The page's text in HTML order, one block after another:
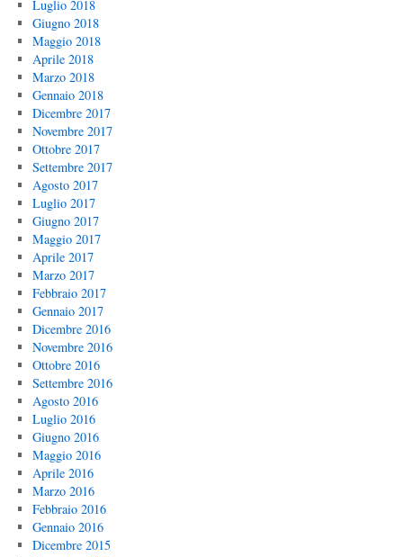
Luglio 2018
Giugno 2018
Maggio 2018
Aprile 2018
Marzo 2018
Gennaio 2018
Dicembre 2017
Novembre 2017
Ottobre 2017
Settembre 2017
Agosto 2017
Luglio 2017
Giugno 2017
Maggio 2017
Aprile 2017
Marzo 2017
Febbraio 2017
Gennaio 2017
Dicembre 2016
Novembre 2016
Ottobre 2016
Settembre 2016
Agosto 2016
Luglio 2016
Giugno 2016
Maggio 2016
Aprile 2016
Marzo 2016
Febbraio 2016
Gennaio 2016
Dicembre 2015